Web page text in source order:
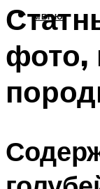
МЕНЮ
фото,